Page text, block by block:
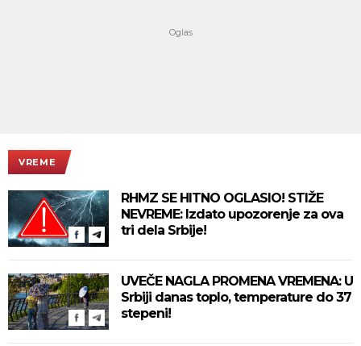
VREME
RHMZ SE HITNO OGLASIO! STIŽE
NEVREME: Izdato upozorenje za ova
tri dela Srbije!
UVEČE NAGLA PROMENA VREMENA: U
Srbiji danas toplo, temperature do 37
stepeni!